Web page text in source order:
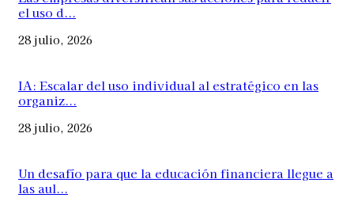
el uso d...
28 julio, 2026
IA: Escalar del uso individual al estratégico en las
organiz...
28 julio, 2026
Un desafío para que la educación financiera llegue a
las aul...